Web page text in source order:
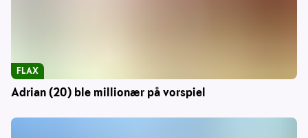
Adrian (20) ble millionær på vorspiel
FLAX